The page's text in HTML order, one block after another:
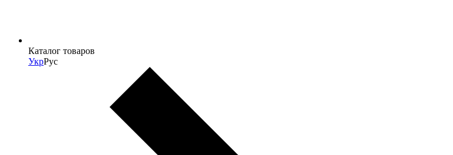
Каталог товаров
УкрРус